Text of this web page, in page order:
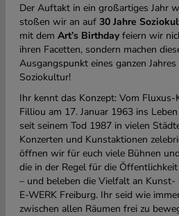
Der Auftakt in ein großartiges Jahr
stoßen wir an auf 30 Jahre
mit dem Art’s Birthdayfeiern wir
ihren Facetten, sondern machen
Ausgangspunkt eines ganzen
Soziokultur!
Ihr kennt das Konzept: Vom
Filliou am 17. Januar 1963 ins
seit seinem Tod 1987 in vielen
Konzerten und Kunstaktionen
öffnen wir für euch viele Bühnen
die in der Regel für die
– und beleben die Vielfalt an
E-WERK Freiburg. Ihr seid wie
zwischen allen Räumen frei zu